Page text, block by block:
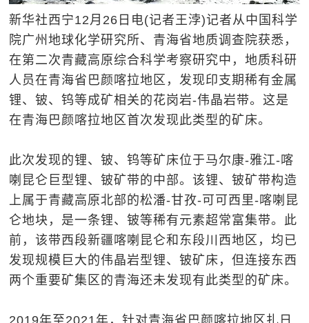
新华社西宁12月26日电(记者王浡)记者从中国科学
院广州地球化学研究所、青海省地质调查院获悉，
在第二次青藏高原综合科学考察研究中，地质科研
人员在青海省巴颜喀拉地区，发现印支期稀有金属
锂、铍、钨等成矿相关的花岗岩-伟晶岩带。这是
在青海巴颜喀拉地区首次发现此类型的矿床。
此次发现的锂、铍、钨等矿床位于马尔康-雅江-喀
喇昆仑巨型锂、铍矿带的中部。该锂、铍矿带构造
上属于青藏高原北部的松潘-甘孜-可可西里-喀喇昆
仑地块，是一条锂、铍等稀有元素超常富集带。此
前，该带西段新疆喀喇昆仑和东段川西地区，均已
发现规模巨大的伟晶岩型锂、铍矿床，但连接东西
两个重要矿集区的青海还未发现有此类型的矿床。
2019年至2021年，针对青海省巴颜喀拉地区扎日